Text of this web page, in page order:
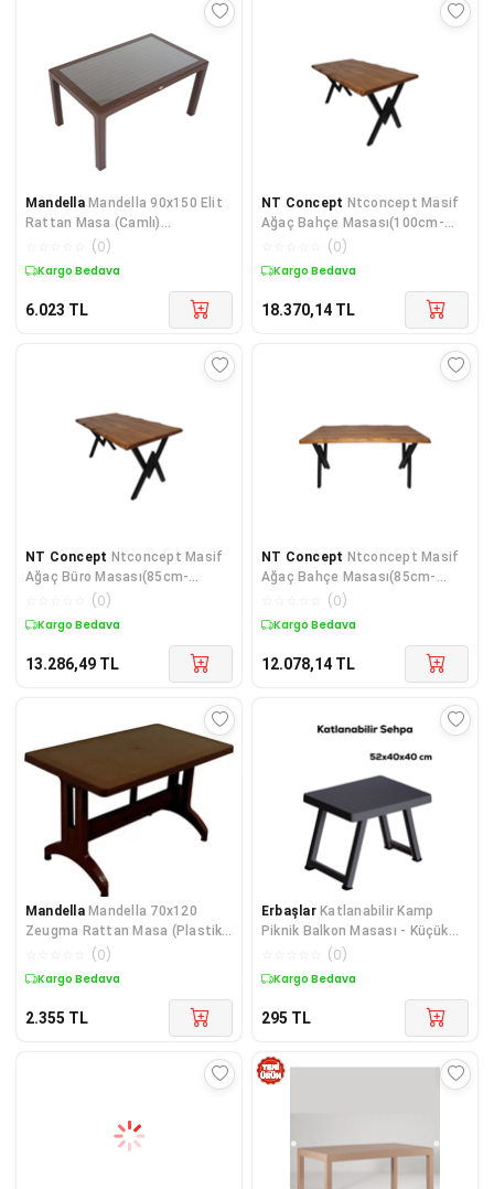
Mandella Mandella 90x150 Elit
Rattan Masa (Camlı)
KAHVERENGİ
(0)
Kargo Bedava
6.023 TL
NT Concept Ntconcept Masif
Ağaç Bahçe Masası(100cm-
(0)
Kargo Bedava
18.370,14 TL
NT Concept Ntconcept Masif
Ağaç Büro Masası(85cm-
150cm)aynı Gün Kargo
(0)
Kargo Bedava
13.286,49 TL
NT Concept Ntconcept Masif
Ağaç Bahçe Masası(85cm-
(0)
Kargo Bedava
12.078,14 TL
Mandella Mandella 70x120
Zeugma Rattan Masa (Plastik
Ayak) Kahverengi
(0)
Kargo Bedava
2.355 TL
Erbaşlar Katlanabilir Kamp
Piknik Balkon Masası - Küçük
Plastik Katlanır Sehpa
(0)
Kargo Bedava
295 TL